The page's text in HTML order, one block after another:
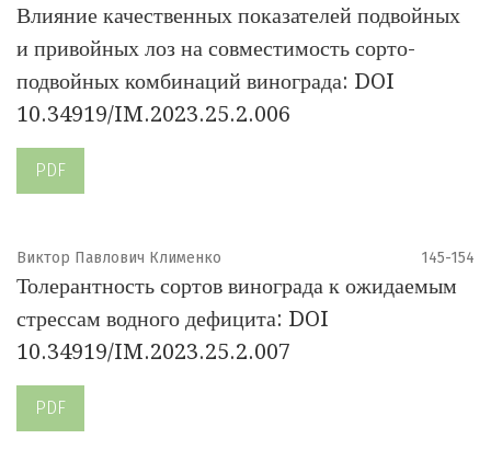
Влияние качественных показателей подвойных
и привойных лоз на совместимость сорто-
подвойных комбинаций винограда: DOI
10.34919/IM.2023.25.2.006
PDF
Виктор Павлович Клименко 145-154
Толерантность сортов винограда к ожидаемым
стрессам водного дефицита: DOI
10.34919/IM.2023.25.2.007
PDF